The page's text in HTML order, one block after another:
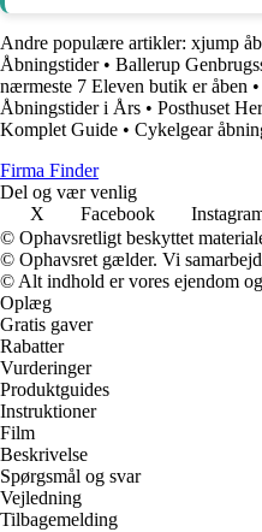
Andre populære artikler: xjump
Åbningstider• Ballerup
nærmeste 7 Eleven butik er åben •
Åbningstider i Års • Posthuset
Komplet Guide • Cykelgear
Firma Finder
Del og vær venlig
X
Facebook
© Ophavsretligt beskyttet
© Ophavsret gælder. Vi
© Alt indhold er vores ejendom
Oplæg
Gratis gaver
Rabatter
Vurderinger
Produktguides
Instruktioner
Film
Beskrivelse
Spørgsmål og svar
Vejledning
Tilbagemelding